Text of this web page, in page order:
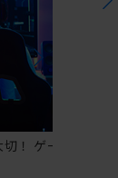
！ ゲーミングチ